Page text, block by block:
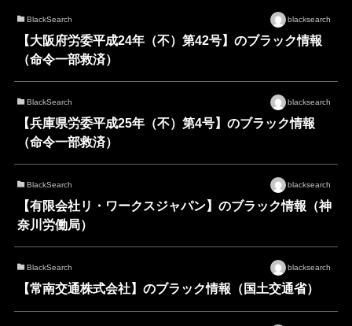
BlackSearch blacksearch
【大阪府労委平成24年（不）第42号】のブラック情報
（命令一部救済）
BlackSearch blacksearch
【兵庫県労委平成25年（不）第4号】のブラック情報
（命令一部救済）
BlackSearch blacksearch
【有限会社リ・ワークスジャパン】のブラック情報（神
奈川労働局）
BlackSearch blacksearch
【常南交通株式会社】のブラック情報（国土交通省）